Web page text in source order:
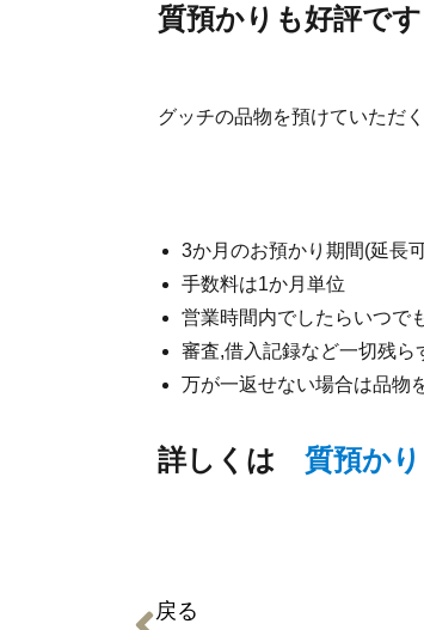
質預かりも好評です
グッチの品物を預けていただ
3か月のお預かり期間(延長
手数料は1か月単位
営業時間内でしたらいつで
審査,借入記録など一切残
万が一返せない場合は品物
詳しくは 質預かり
戻る